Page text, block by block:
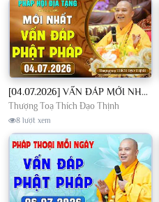
[04.07.2026] VẤN ĐÁP MỚI NHẤT - Pháp Hội Địa Tạng Chùa Khai Nguyên | TT. Thích Đạo Thịnh
Thượng Toạ Thích Đạo Thịnh
8 lượt xem